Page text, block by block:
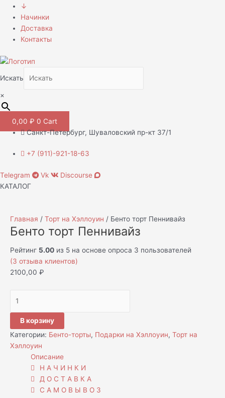
↓
Начинки
Доставка
Контакты
Искать
×
0,00 ₽ 0 Cart
Санкт-Петербург, Шуваловский пр-кт 37/1
+7 (911)-921-18-63
Telegram Vk
Discourse
КАТАЛОГ
Главная / Торт на Хэллоуин / Бенто торт Пеннивайз
Бенто торт Пеннивайз
Рейтинг 5.00 из 5 на основе опроса 3 пользователей
(3 отзыва клиентов)
2100,00 ₽
В корзину
Категории: Бенто-торты, Подарки на Хэллоуин, Торт на
Хэллоуин
Описание
Н А Ч И Н К И
Д О С Т А В К А
С А М О В Ы В О З